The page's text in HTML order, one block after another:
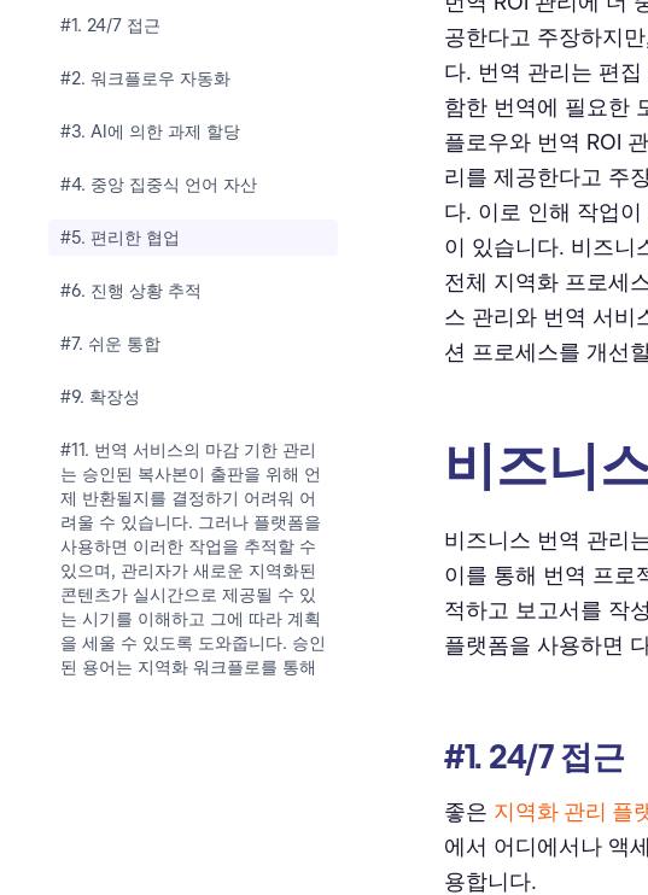
#1. 24/7 접근
#2. 워크플로우 자동화
#3. AI에 의한 과제 할당
#4. 중앙 집중식 언어 자산
#5. 편리한 협업
#6. 진행 상황 추적
#7. 쉬운 통합
#9. 확장성
#11. 번역 서비스의 마감 기한 관리
는 승인된 복사본이 출판을 위해 언
제 반환될지를 결정하기 어려워 어
려울 수 있습니다. 그러나 플랫폼을
사용하면 이러한 작업을 추적할 수
있으며, 관리자가 새로운 지역화된
콘텐츠가 실시간으로 제공될 수 있
는 시기를 이해하고 그에 따라 계획
을 세울 수 있도록 도와줍니다. 승인
된 용어는 지역화 워크플로를 통해
공한다고 주장하지
다. 번역 관리는 편
함한 번역에 필요한
플로우와 번역 ROI
리를 제공한다고 주
다. 이로 인해 작업
이 있습니다. 비즈니
전체 지역화 프로세
스 관리와 번역 서비
션 프로세스를 개선
비즈니
비즈니스 번역 관리
이를 통해 번역 프로
적하고 보고서를 작
플랫폼을 사용하면
#1. 24/7 접근
좋은 지역화 관리 플
에서 어디에서나 액
용합니다.